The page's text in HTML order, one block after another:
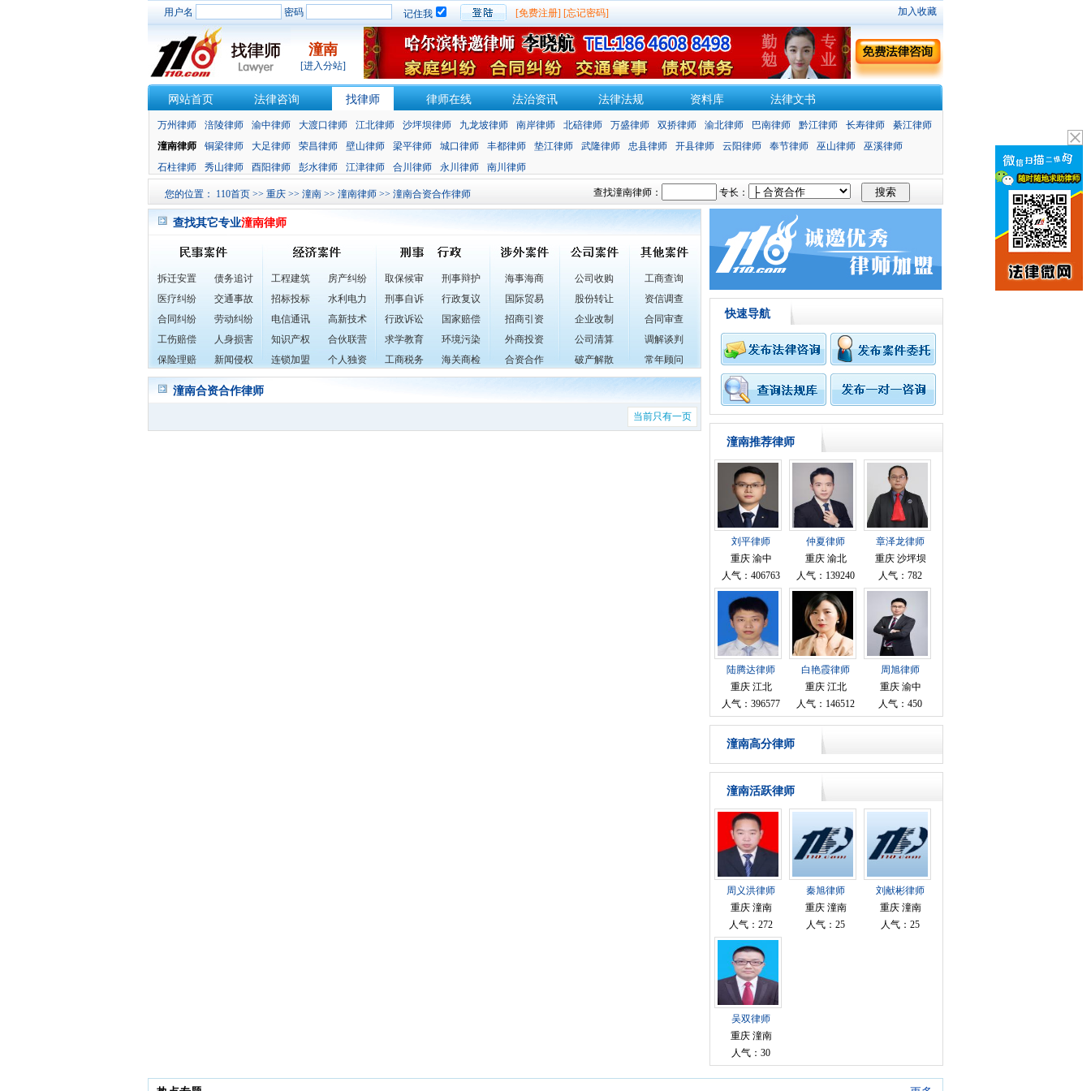
用户名 密码 记住我 [免费注册] [忘记密码] 加入收藏
潼南
[进入分站]
网站首页 法律咨询 找律师 律师在线 法治资讯 法律法规 资料库 法律文书
万州律师 涪陵律师 渝中律师 大渡口律师 江北律师 沙坪坝律师 九龙坡律师 南岸律师 北碚律师 万盛律师 双挢律师 渝北律师 巴南律师 黔江律师 长寿律师
綦江律师
潼南律师
铜梁律师 大足律师 荣昌律师 壁山律师 梁平律师 城口律师 丰都律师 垫江律师 武隆律师 忠县律师 开县律师 云阳律师 奉节律师 巫山律师
巫溪律师
石柱律师
秀山律师 酉阳律师 彭水律师 江津律师 合川律师 永川律师 南川律师
您的位置： 110首页 >> 重庆 >> 潼南 >> 潼南律师 >> 潼南合资合作律师 查找潼南律师： 专长：
查找其它专业潼南律师
拆迁安置
债务追讨
医疗纠纷
交通事故
合同纠纷
劳动纠纷
工伤赔偿
人身损害
保险理赔
新闻侵权
工程建筑
房产纠纷
招标投标
水利电力
电信通讯
高新技术
知识产权
合伙联营
连锁加盟
个人独资
取保候审
刑事辩护
刑事自诉
行政复议
行政诉讼
国家赔偿
求学教育
环境污染
工商税务
海关商检
海事海商
国际贸易
招商引资
外商投资
合资合作
公司收购
股份转让
企业改制
公司清算
破产解散
工商查询
资信调查
合同审查
调解谈判
常年顾问
潼南合资合作律师
当前只有一页
快速导航
潼南推荐律师
刘平律师
重庆 渝中
人气：406763
仲夏律师
重庆 渝北
人气：139240
章泽龙律师
重庆 沙坪坝
人气：782
陆腾达律师
重庆 江北
人气：396577
白艳霞律师
重庆 江北
人气：146512
周旭律师
重庆 渝中
人气：450
潼南高分律师
潼南活跃律师
周义洪律师
重庆 潼南
人气：272
秦旭律师
重庆 潼南
人气：25
刘献彬律师
重庆 潼南
人气：25
吴双律师
重庆 潼南
人气：30